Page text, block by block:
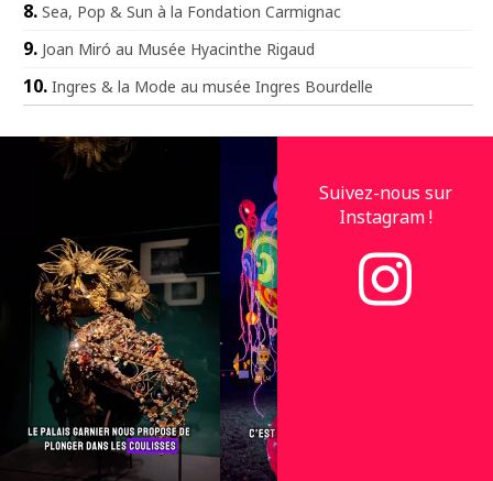
Sea, Pop & Sun à la Fondation Carmignac
Joan Miró au Musée Hyacinthe Rigaud
Ingres & la Mode au musée Ingres Bourdelle
Suivez-nous sur
Instagram !